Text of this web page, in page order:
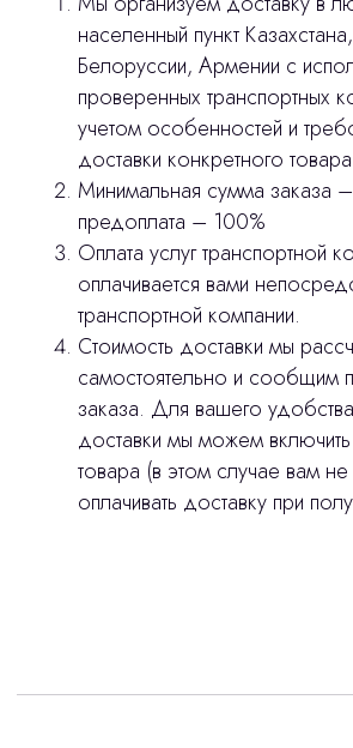
населенный пункт
Белоруссии, Армении с
проверенных транспортных
учетом особенностей и
доставки конкретного
Минимальная сумма заказа
предоплата – 100%
Оплата услуг транспортной
оплачивается вами
транспортной компании.
Стоимость доставки мы
самостоятельно и сообщим
заказа. Для вашего
доставки мы можем включить
товара (в этом случае вам не
оплачивать доставку при
Интересует
сделано
3D печать
Лицензирование
Изготовление хирургических шаблонов
Политика конфиденциальности
stasicus